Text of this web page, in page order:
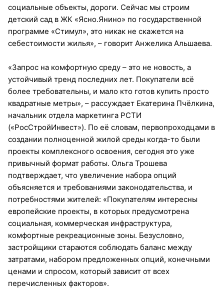
социальные объекты, дороги. Сейчас мы строим
детский сад в ЖК «Ясно.Янино» по государственной
программе «Стимул», это никак не скажется на
себестоимости жилья», – говорит Анжелика Альшаева.
«Запрос на комфортную среду – это не новость, а
устойчивый тренд последних лет. Покупатели всё
более требовательны, и мало кто готов купить просто
квадратные метры», – рассуждает Екатерина Пчёлкина,
начальник отдела маркетинга РСТИ
(«РосСтройИнвест»). По её словам, первопроходцами в
создании полноценной жилой среды когда-то были
проекты комплексного освоения, сегодня это уже
привычный формат работы. Ольга Трошева
подтверждает, что увеличение набора опций
объясняется и требованиями законодательства, и
потребностями жителей: «Покупателям интересны
европейские проекты, в которых предусмотрена
социальная, коммерческая инфраструктура,
комфортные рекреационные зоны. Безусловно,
застройщики стараются соблюдать баланс между
затратами, набором предложенных опций, конечными
ценами и спросом, который зависит от всех
перечисленных факторов».